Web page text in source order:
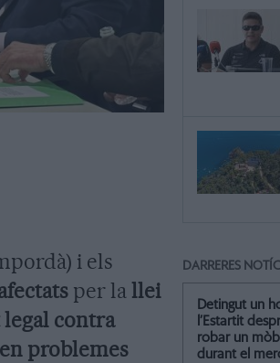
i els
per la llei
contra
problemes
DARRERES
Detingut un
l’Estartit
robar un
durant el